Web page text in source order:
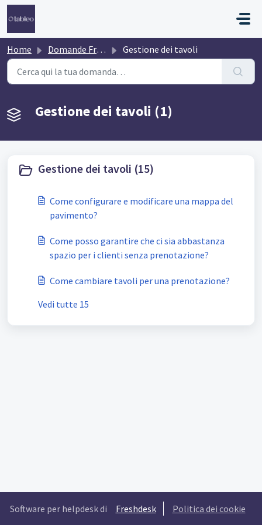
Salta al contenuto principale
Home Domande Frequenti (FAQ) Gestione dei tavoli
Gestione dei tavoli (1)
Gestione dei tavoli (15)
Come configurare e modificare una mappa del
pavimento?
Come posso garantire che ci sia abbastanza
spazio per i clienti senza prenotazione?
Come cambiare tavoli per una prenotazione?
Vedi tutte 15
Software per helpdesk di Freshdesk Politica dei cookie